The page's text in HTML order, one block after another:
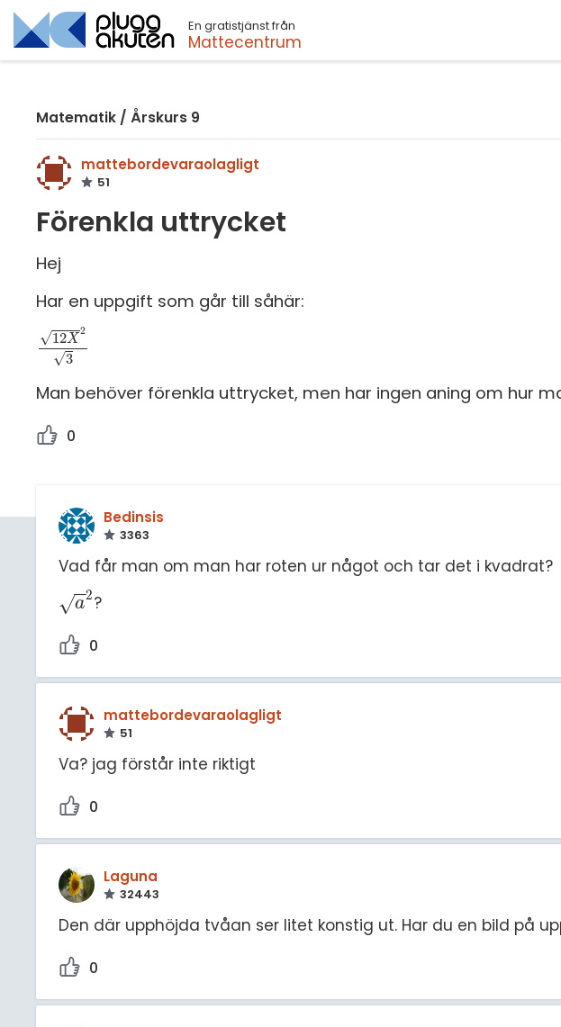
En gratistjänst från
Mattecentrum
Matematik / Årskurs 9
mattebordevaraolagligt
51
Förenkla uttrycket
Hej
Har en uppgift som går till såhär:
12X
√ 2
3
√
12X23
Man behöver förenkla uttrycket, men har ingen aning om hur
0
Bedinsis
3363
Vad får man om man har roten ur något och tar det i kvadrat?
a
−
−
√ 2
a2 ?
0
mattebordevaraolagligt
51
Va? jag förstår inte riktigt
0
Laguna
32443
Den där upphöjda tvåan ser litet konstig ut. Har du en bild på
0
Sök